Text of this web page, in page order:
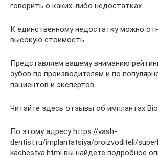
говорить о каких-либо недостатках.
К единственному недостатку можно
высокую стоимость.
Представляем вашему вниманию
зубов по производителям и по
пациентов и экспертов.
Читайте здесь отзывы об имплантах
По этому адресу https://vash-
dentist.ru/implantatsiya/proizvoditeli/
kachestva.html вы найдете подробное